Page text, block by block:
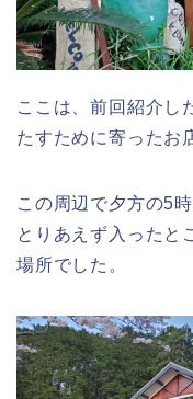
ここは、前回紹介し
たすために寄ったお
この周辺で夕方の5
とりあえず入ったと
場所でした。